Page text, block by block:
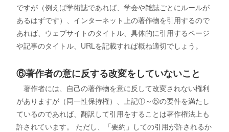
ですが（例えば学術誌であれば、学会や雑誌ごとにルールが
あるはずです）、インターネット上の著作物を引用するので
あれば、ウェブサイトのタイトル、具体的に引用するページ
や記事のタイトル、URLを記載すれば概ね適切でしょう。
⑥著作者の意に反する改変をしていないこと
著作者には、自己の著作物を意に反して改変されない権利
がありますが（同一性保持権）、上記①～⑤の要件を満たし
ているのであれば、翻訳して引用をすることは著作権法上も
許されています。 ただし、「要約」しての引用が許されるか